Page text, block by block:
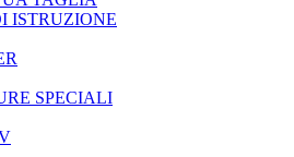
ISTRUZIONE
SPECIALI